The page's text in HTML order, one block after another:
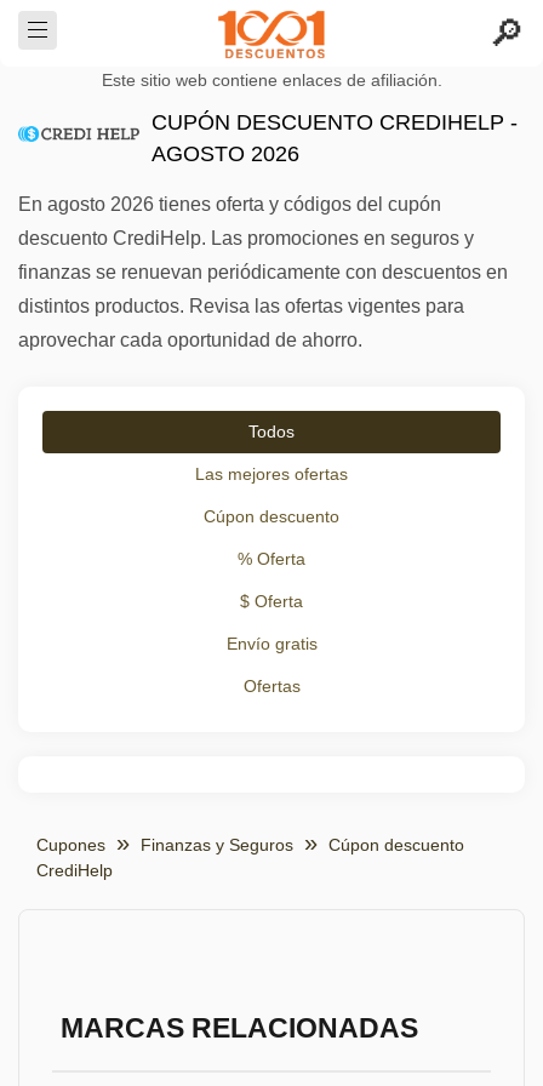
Este sitio web contiene enlaces de afiliación.
CUPÓN DESCUENTO CREDIHELP -
AGOSTO 2026
En agosto 2026 tienes oferta y códigos del cupón
descuento CrediHelp. Las promociones en seguros y
finanzas se renuevan periódicamente con descuentos en
distintos productos. Revisa las ofertas vigentes para
aprovechar cada oportunidad de ahorro.
Todos
Las mejores ofertas
Cúpon descuento
% Oferta
$ Oferta
Envío gratis
Ofertas
Cupones Finanzas y Seguros
Cúpon descuento
CrediHelp
MARCAS RELACIONADAS